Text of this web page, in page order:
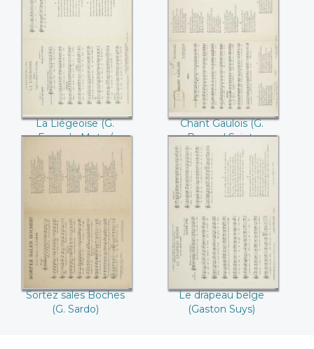
La Liégeoise (G.
Espe de Metz /
Marcel de la Reine)
La Liégeoise (G.
Espe de Metz /
Marcel de la Reine)
Chant Gaulois (G.
Roussel Saint-
Georges)
Chant Gaulois (G.
Roussel Saint-
Georges)
Sortez sales
Sortez sales Boches
(G. Sardo)
Le drapeau belge
(Gaston Suys)
Le drapeau belge
(Gaston Suys)